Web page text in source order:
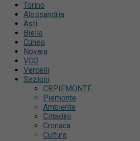
Torino
Alessandria
Asti
Biella
Cuneo
Novara
VCO
Vercelli
Sezioni
CRPIEMONTE
Piemonte
Ambiente
Cittadini
Cronaca
Cultura